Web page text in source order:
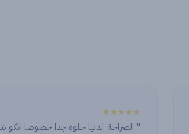
★★★★★
" الصراحة الدنيا حلوة جدا حصوصا انكو